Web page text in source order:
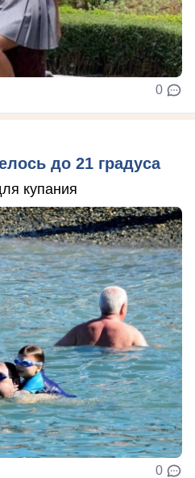
0
до 21 градуса
купания
0